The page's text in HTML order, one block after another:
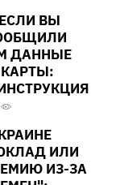
ВЫ
ДАННЫЕ
ИЛИ
ИЗ-ЗА